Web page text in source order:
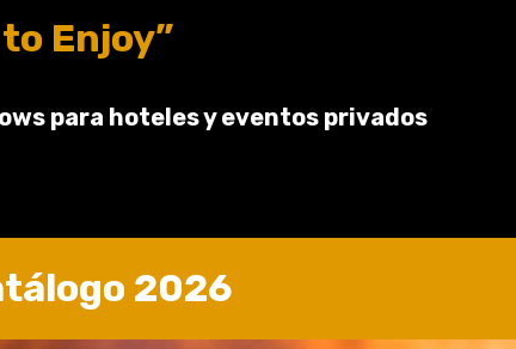
Enjoy”
para hoteles y eventos privados
2026